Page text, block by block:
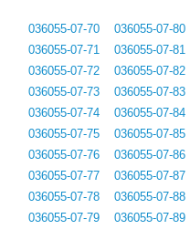
036055-07-70
036055-07-71
036055-07-72
036055-07-73
036055-07-74
036055-07-75
036055-07-76
036055-07-77
036055-07-78
036055-07-79
036055-07-80
036055-07-81
036055-07-82
036055-07-83
036055-07-84
036055-07-85
036055-07-86
036055-07-87
036055-07-88
036055-07-89